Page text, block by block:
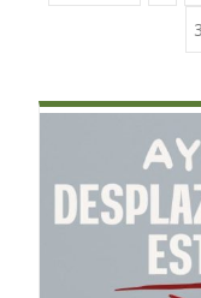
Ir a